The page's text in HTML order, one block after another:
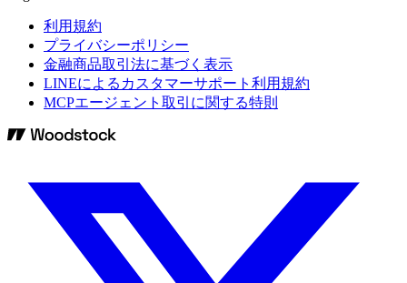
利用規約
プライバシーポリシー
金融商品取引法に基づく表示
LINEによるカスタマーサポート利用規約
MCPエージェント取引に関する特則